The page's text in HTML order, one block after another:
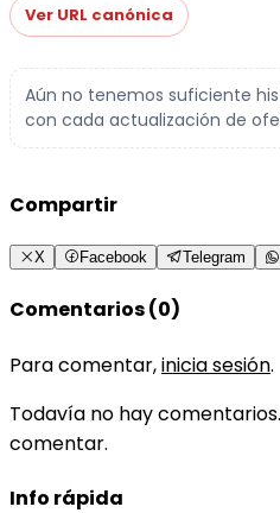
Ver URL canónica
Aún no tenemos suficiente
con cada actualización de
Compartir
X Facebook Telegram
Comentarios (0)
Para comentar,inicia sesión.
Todavía no hay
comentar.
Info rápida